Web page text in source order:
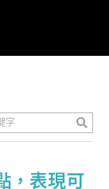
，表現可